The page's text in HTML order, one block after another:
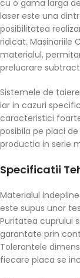
cu o gama larga
laser este una
posibilitatea
ridicat. Masinariile
materialul,
prelucrare
Sistemele de
iar in cazuri
caracteristici
posibila pe placi
productia in serie
Specificatii
Materialul
este supus unor
Puritatea cuprului
garantate prin
Tolerantele
fiecare placa se